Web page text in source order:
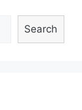
Search